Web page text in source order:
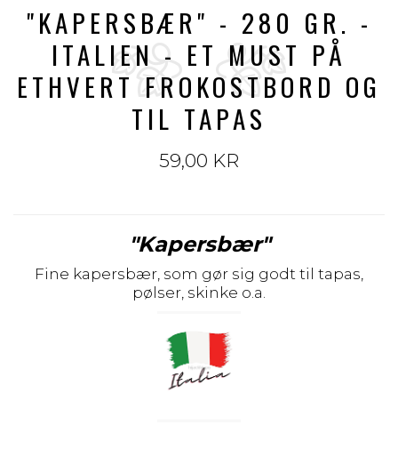
"KAPERSBÆR" - 280 GR. -
ITALIEN - ET MUST PÅ
ETHVERT FROKOSTBORD OG
TIL TAPAS
59,00 KR
"Kapersbær"
Fine kapersbær, som gør sig godt til tapas,
pølser, skinke o.a.